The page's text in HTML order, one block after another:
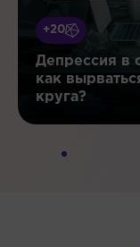
+20
Депрессия в
как
круга?